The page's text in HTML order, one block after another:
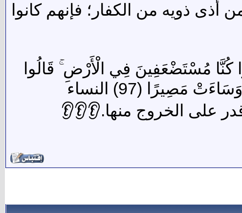
ذويه من الكفار؛ فإنهم كانوا
كُنَّا مُسْتَضْعَفِينَ فِي الْأَرْضِ ۚ قَالُوا
(97) النساء
على الخروج منها.👂👂👂